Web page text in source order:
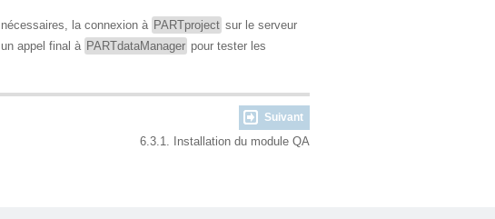
la connexion à PARTproject sur le serveur
appel final à PARTdataManager pour tester les
Suivant
6.3.1. Installation du module QA